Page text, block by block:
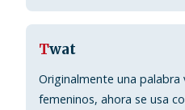
Twat
Originalmente una
femeninos, ahora se usa